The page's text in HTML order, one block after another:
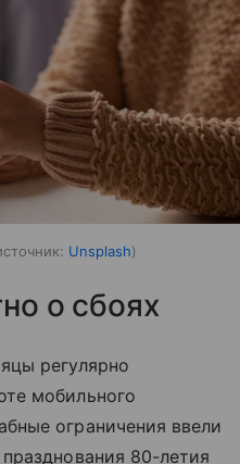
Unsplash
о сбоях
регулярно
мобильного
ограничения ввели
80-летия